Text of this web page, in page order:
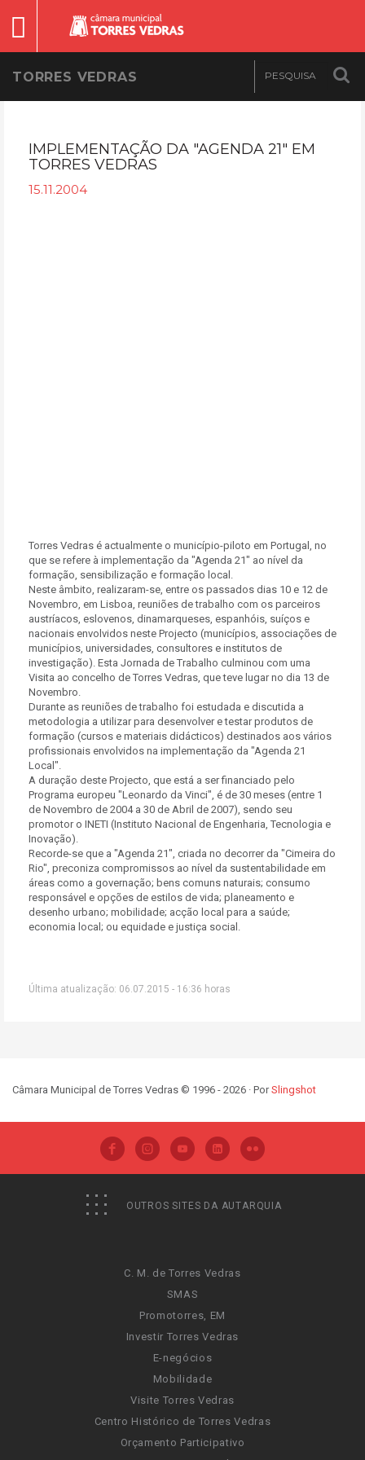
TORRES VEDRAS
IMPLEMENTAÇÃO DA "AGENDA 21" EM
TORRES VEDRAS
15.11.2004
Torres Vedras é actualmente o município-piloto em Portugal, no
que se refere à implementação da "Agenda 21" ao nível da
formação, sensibilização e formação local.
Neste âmbito, realizaram-se, entre os passados dias 10 e 12 de
Novembro, em Lisboa, reuniões de trabalho com os parceiros
austríacos, eslovenos, dinamarqueses, espanhóis, suíços e
nacionais envolvidos neste Projecto (municípios, associações de
municípios, universidades, consultores e institutos de
investigação). Esta Jornada de Trabalho culminou com uma
Visita ao concelho de Torres Vedras, que teve lugar no dia 13 de
Novembro.
Durante as reuniões de trabalho foi estudada e discutida a
metodologia a utilizar para desenvolver e testar produtos de
formação (cursos e materiais didácticos) destinados aos vários
profissionais envolvidos na implementação da "Agenda 21
Local".
A duração deste Projecto, que está a ser financiado pelo
Programa europeu "Leonardo da Vinci", é de 30 meses (entre 1
de Novembro de 2004 a 30 de Abril de 2007), sendo seu
promotor o INETI (Instituto Nacional de Engenharia, Tecnologia e
Inovação).
Recorde-se que a "Agenda 21", criada no decorrer da "Cimeira do
Rio", preconiza compromissos ao nível da sustentabilidade em
áreas como a governação; bens comuns naturais; consumo
responsável e opções de estilos de vida; planeamento e
desenho urbano; mobilidade; acção local para a saúde;
economia local; ou equidade e justiça social.
Última atualização: 06.07.2015 - 16:36 horas
Câmara Municipal de Torres Vedras © 1996 - 2026 · PorSlingshot
OUTROS SITES DA AUTARQUIA
C. M. de Torres Vedras
SMAS
Promotorres, EM
Investir Torres Vedras
E-negócios
Mobilidade
Visite Torres Vedras
Centro Histórico de Torres Vedras
Orçamento Participativo